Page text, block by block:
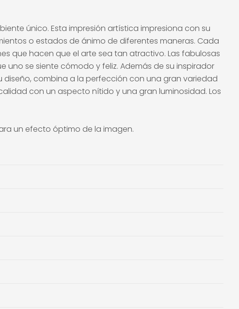
único. Esta impresión artística impresiona con su
o estados de ánimo de diferentes maneras. Cada
que hacen que el arte sea tan atractivo. Las fabulosas
uno se siente cómodo y feliz. Además de su inspirador
diseño, combina a la perfección con una gran variedad
con un aspecto nítido y una gran luminosidad. Los
un efecto óptimo de la imagen.